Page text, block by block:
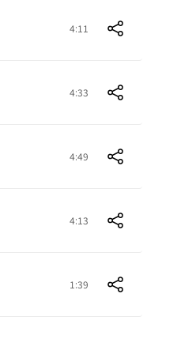
4:11
4:33
4:49
4:13
1:39